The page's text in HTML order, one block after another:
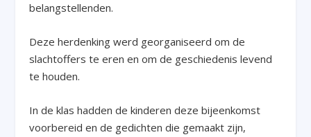
belangstellenden.
Deze herdenking werd georganiseerd om de
slachtoffers te eren en om de geschiedenis levend
te houden.
In de klas hadden de kinderen deze bijeenkomst
voorbereid en de gedichten die gemaakt zijn,